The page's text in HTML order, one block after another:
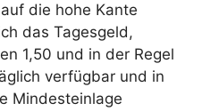
die hohe Kante
das Tagesgeld,
1,50 und in der Regel
verfügbar und in
Mindesteinlage